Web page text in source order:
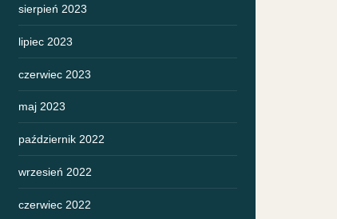
sierpień 2023
lipiec 2023
czerwiec 2023
maj 2023
październik 2022
wrzesień 2022
czerwiec 2022